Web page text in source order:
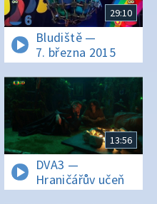
29:10
Bludiště —
7. března 2015
13:56
DVA3 —
Hraničářův učeň